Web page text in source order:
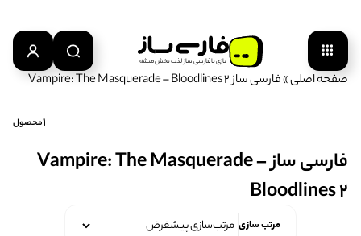
بازی‌ با‌ فارسی‌ ساز‌ لذت‌ بخش‌ میشه
صفحه اصلی»فارسی ساز Vampire: The Masquerade – Bloodlines 2
1محصول
فارسی ساز Vampire: The Masquerade –
Bloodlines 2
مرتب سازی